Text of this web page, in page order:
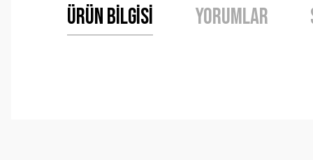
Ürün Bilgisi Yorumlar